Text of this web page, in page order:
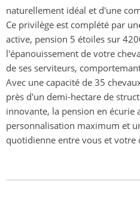
naturellement idéal et d'une
Ce privilège est complété par
active, pension 5 étoiles sur
l'épanouissement de votre
de ses serviteurs,
Avec une capacité de 35
près d'un demi-hectare de
innovante, la pension en écurie
personnalisation maximum et
quotidienne entre vous et votre